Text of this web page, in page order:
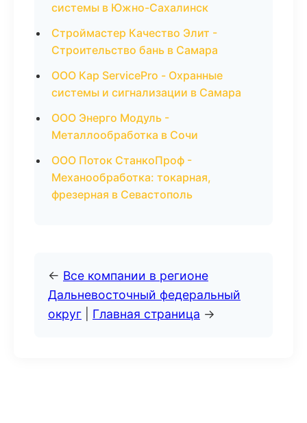
системы в Южно-Сахалинск
Строймастер Качество Элит -
Строительство бань в Самара
ООО Кар ServicePro - Охранные
системы и сигнализации в Самара
ООО Энерго Модуль -
Металлообработка в Сочи
ООО Поток СтанкоПроф -
Механообработка: токарная,
фрезерная в Севастополь
← Все компании в регионе
Дальневосточный федеральный
округ
Главная страница →